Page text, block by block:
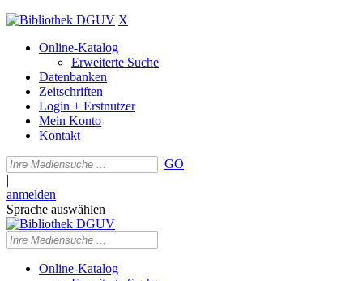
X
Online-Katalog
Erweiterte Suche
Datenbanken
Zeitschriften
Login + Erstnutzer
Mein Konto
Kontakt
GO
|
anmelden
Sprache auswählen
Online-Katalog